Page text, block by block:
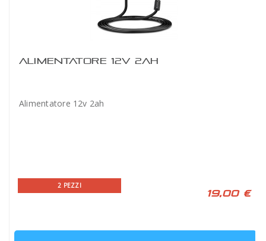
ALIMENTATORE 12V 2AH
Alimentatore 12v 2ah
2 PEZZI
19,00 €